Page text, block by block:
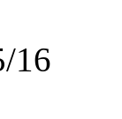
16